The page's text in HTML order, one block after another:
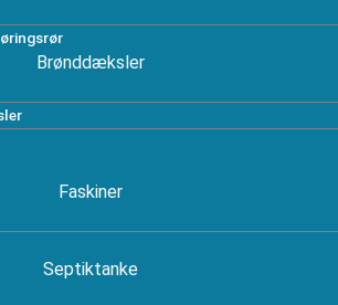
Brønddæksler
Faskiner
Septiktanke